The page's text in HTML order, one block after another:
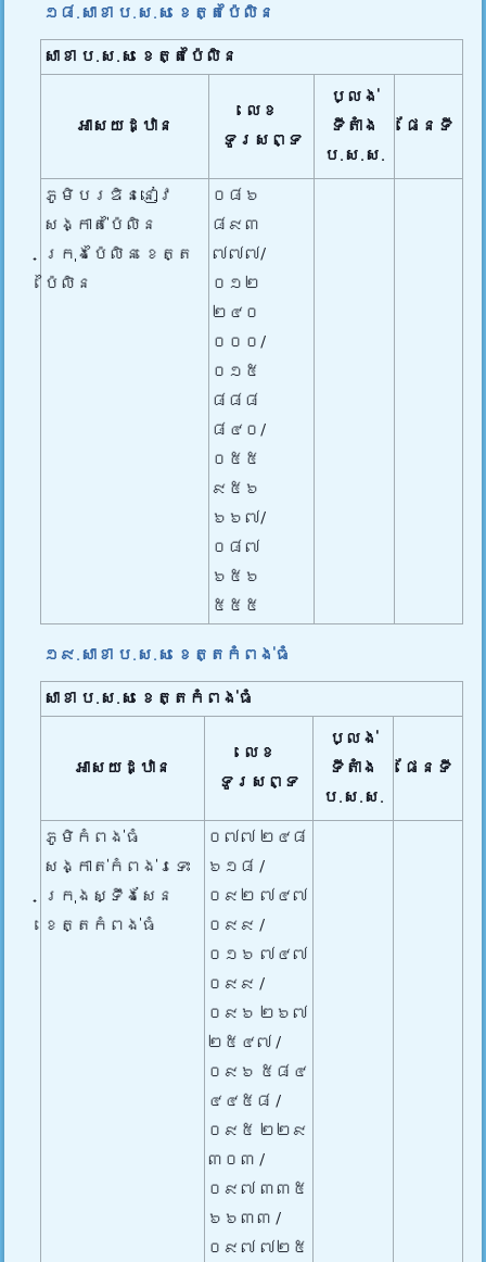
១៨.សាខា ប.ស.ស ខេត្តប៉ៃលិន
សាខា ប.ស.ស ខេត្តប៉ៃលិន
អាសយដ្ឋាន
លេខ
ទូរសព្ទ
ប្លង់
ទីតាំង
ប.ស.ស.
ផែនទី
ភូមិបរឌិននៀវ
សង្កាត់ប៉ៃលិន
ក្រុងប៉ៃលិន ខេត្ត
ប៉ៃលិន
០៨៦
៨៩៣
៧៧៧/
០១២
២៤០
០០០/
០១៥
៨៨៨
៨៤០/
០៥៥
៩៥៦
៦៦៧​/
០៨៧
៦៥៦​
៥៥៥
១៩.សាខា ប.ស.ស ខេត្តកំពង់ធំ
សាខា ប.ស.ស ខេត្តកំពង់ធំ
អាសយដ្ឋាន
លេខ
ទូរសព្ទ
ប្លង់
ទីតាំង
ប.ស.ស.
ផែនទី
ភូមិកំពង់ធំ
សង្កាត់កំពង់រទេះ
ក្រុងស្ទឹងសែន
ខេត្តកំពង់ធំ
០៧៧ ២៤៨
៦១៨ /
០៩២ ៧៤៧
០៩៩ /
០១៦ ៧៤៧
០៩៩ /
០៩៦ ២៦៧
២៥៤៧ /
០៩៦ ៥៨៤
៤៤៥៨ /​
០៩៥ ២២៩
៣០៣ /
០៩៧ ៣៣៥
៦៦៣៣ /​
០៩៧ ៧២៥